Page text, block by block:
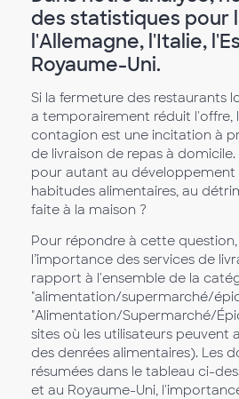
des statistiques pour
l'Allemagne, l'Italie,
Royaume-Uni.
Si la fermeture des restaurants
a temporairement réduit l'offre,
contagion est une incitation à
de livraison de repas à
pour autant au développement
habitudes alimentaires, au
faite à la maison ?
Pour répondre à cette
l’importance des services de
rapport à l'ensemble de la
"alimentation/supermarché/
"Alimentation/Supermarché/
sites où les utilisateurs peuvent
des denrées alimentaires). Les
résumées dans le tableau ci-
et au Royaume-Uni,